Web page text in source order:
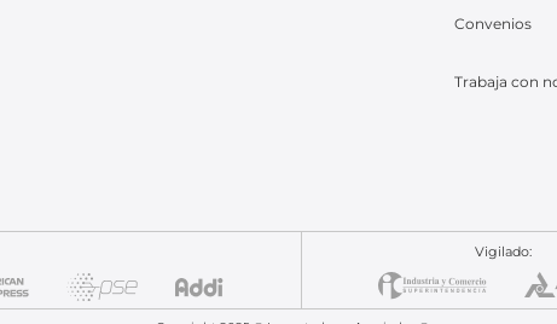
Convenios
Trabaja con
Vigilado: